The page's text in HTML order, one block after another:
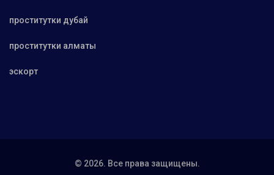
проститутки дубай
проститутки алматы
эскорт
© 2026. Все права защищены.